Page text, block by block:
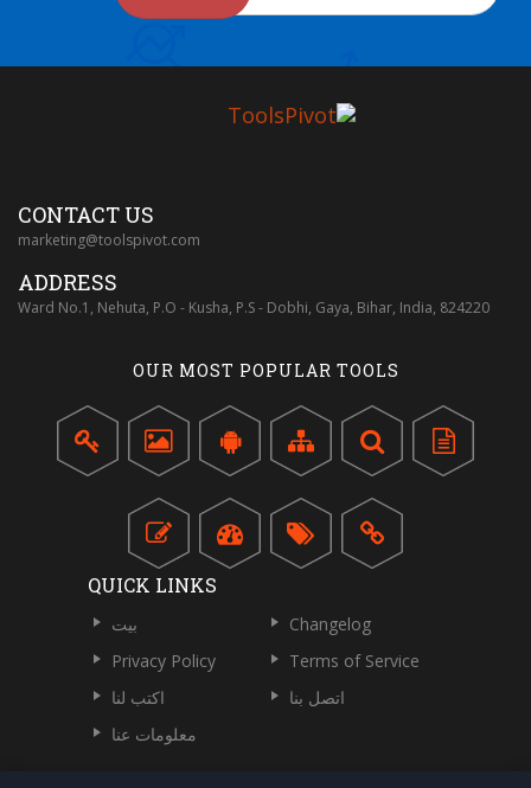
CONTACT US
marketing@toolspivot.com
ADDRESS
Ward No.1, Nehuta, P.O - Kusha, P.S - Dobhi, Gaya, Bihar, India, 824220
OUR MOST POPULAR TOOLS
QUICK LINKS
بيت
Changelog
Privacy Policy
Terms of Service
اكتب لنا
اتصل بنا
معلومات عنا